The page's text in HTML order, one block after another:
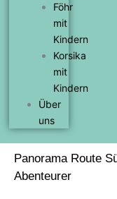
Föhr
mit
Kindern
Korsika
mit
Kindern
Über
uns
Panorama Route
Abenteurer